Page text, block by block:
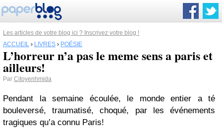
Les articles de votre blog ici ? Inscrivez votre blog !
ACCUEIL › LIVRES › POÉSIE
L’horreur n’a pas le meme sens a paris et
ailleurs!
Par Citoyenhmida
Pendant la semaine écoulée, le monde entier a té
bouleversé, traumatisé, choqué, par les événements
tragiques qu’a connu Paris!